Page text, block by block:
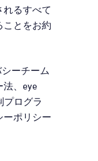
れるすべて
ことをお約
ーチーム
法、eye
プログラ
ーポリシー